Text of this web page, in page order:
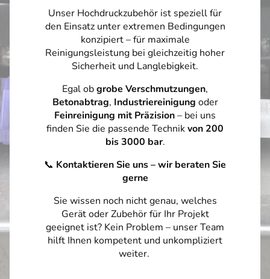
Unser Hochdruckzubehör ist speziell für
den Einsatz unter extremen Bedingungen
konzipiert – für maximale
Reinigungsleistung bei gleichzeitig hoher
Sicherheit und Langlebigkeit.
Egal obgrobe Verschmutzungen,
Betonabtrag, Industriereinigung oder
Feinreinigung mit Präzision– bei uns
finden Sie die passende Technikvon 200
bis 3000 bar.
📞 Kontaktieren Sie uns – wir beraten Sie
gerne
Sie wissen noch nicht genau, welches
Gerät oder Zubehör für Ihr Projekt
geeignet ist? Kein Problem – unser Team
hilft Ihnen kompetent und unkompliziert
weiter.